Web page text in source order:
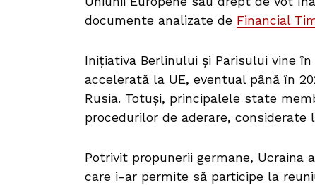
documente analizate de Financial
Inițiativa Berlinului și Parisului vine
accelerată la UE, eventual până în
Rusia. Totuși, principalele state
procedurilor de aderare, considerate
Potrivit propunerii germane, Ucraina
care i-ar permite să participe la